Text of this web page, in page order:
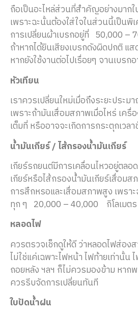
ถือเป็นอะไหล่ส่วนที่สำคัญอย่างมาก
เพราะฉะนั้นต้องใส่ใจในส่วนนี้เป็นพิ
การเปลี่ยนผ้าเบรกอยู่ที่ 50,000 –
ถ้าหากได้ยินเสียงเบรกดังผิดปกติ แส
หากยังใช้งานต่อไปเรื่อยๆ จานเบรก
หัวเทียน
เราควรเปลี่ยนใหม่เมื่อถึงระยะประ
เพราะถ้ามันเสื่อมสภาพเมื่อไหร่ เครื่
เต็มที่ หรืออาจจะเกิดการกระตุกเวล
น้ำมันเกียร์ / ไส้กรองน้ำมันเกียร์
เกียร์รถยนต์มีการเคลื่อนไหวอยู่ตลอ
เกียร์หรือไส้กรองน้ำมันเกียร์เสื่อมส
การสึกหรอและเสื่อมสภาพสูง เพรา
ทุก ๆ 20,000 – 40,000
กิโลเมตร
หลอดไฟ
ควรตรวจเช็กดูให้ดี ว่าหลอดไฟส่อง
ไม่ใช่แค่เฉพาะไฟหน้า ไฟท้ายเท่านั้น
ถอยหลัง ฯลฯ ก็ไม่ควรมองข้าม หาก
ควรรีบจัดการเปลี่ยนทันที
ใบปัดน้ำฝน